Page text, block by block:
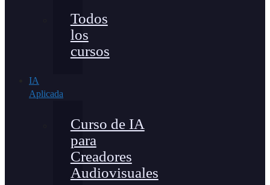
Todos
los
cursos
IA
Aplicada
Curso de IA
para
Creadores
Audiovisuales